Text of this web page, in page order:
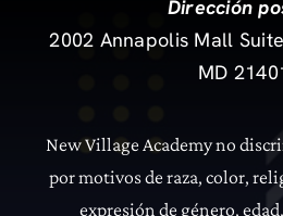
Dirección
2002 Annapolis Mall
MD
New Village Academy no
por motivos de raza, color,
expresión de género,